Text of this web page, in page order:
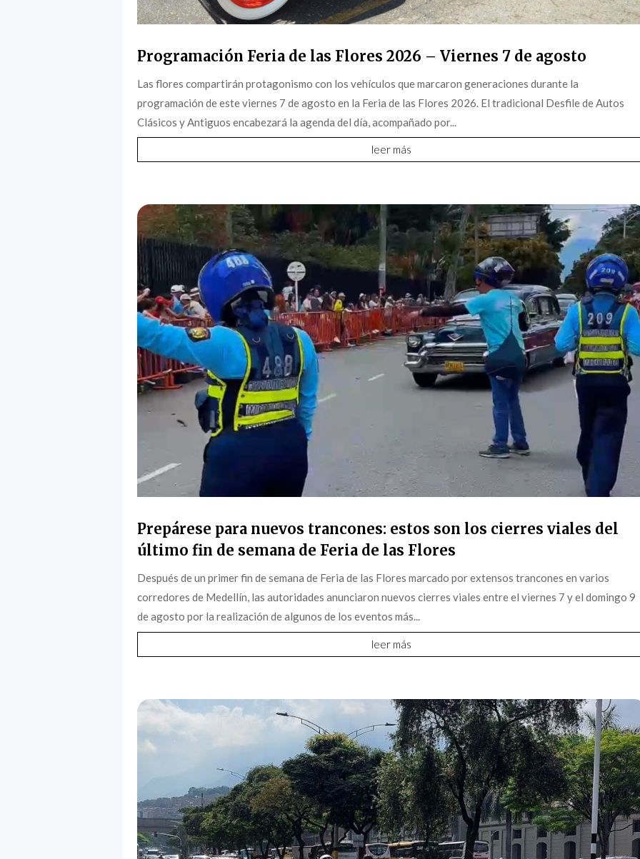
Programación Feria de las Flores 2026 – Viernes 7 de agosto
Las flores compartirán protagonismo con los vehículos que marcaron generaciones durante la
programación de este viernes 7 de agosto en la Feria de las Flores 2026. El tradicional Desfile de Autos
Clásicos y Antiguos encabezará la agenda del día, acompañado por...
leer más
Prepárese para nuevos trancones: estos son los cierres viales del
último fin de semana de Feria de las Flores
Después de un primer fin de semana de Feria de las Flores marcado por extensos trancones en varios
corredores de Medellín, las autoridades anunciaron nuevos cierres viales entre el viernes 7 y el domingo 9
de agosto por la realización de algunos de los eventos más...
leer más